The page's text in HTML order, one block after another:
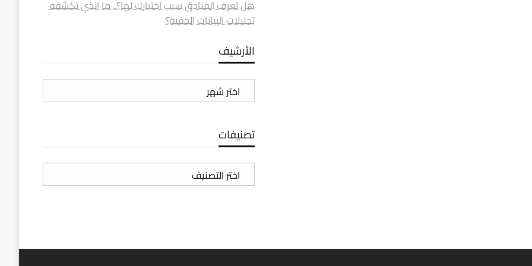
هل تعرف الفنادق سبب اختيارك لها؟.. ما الذي تكشفه
تحليلات البيانات الخفية؟
الأرشيف
الأرشيف
تصنيفات
تصنيفات